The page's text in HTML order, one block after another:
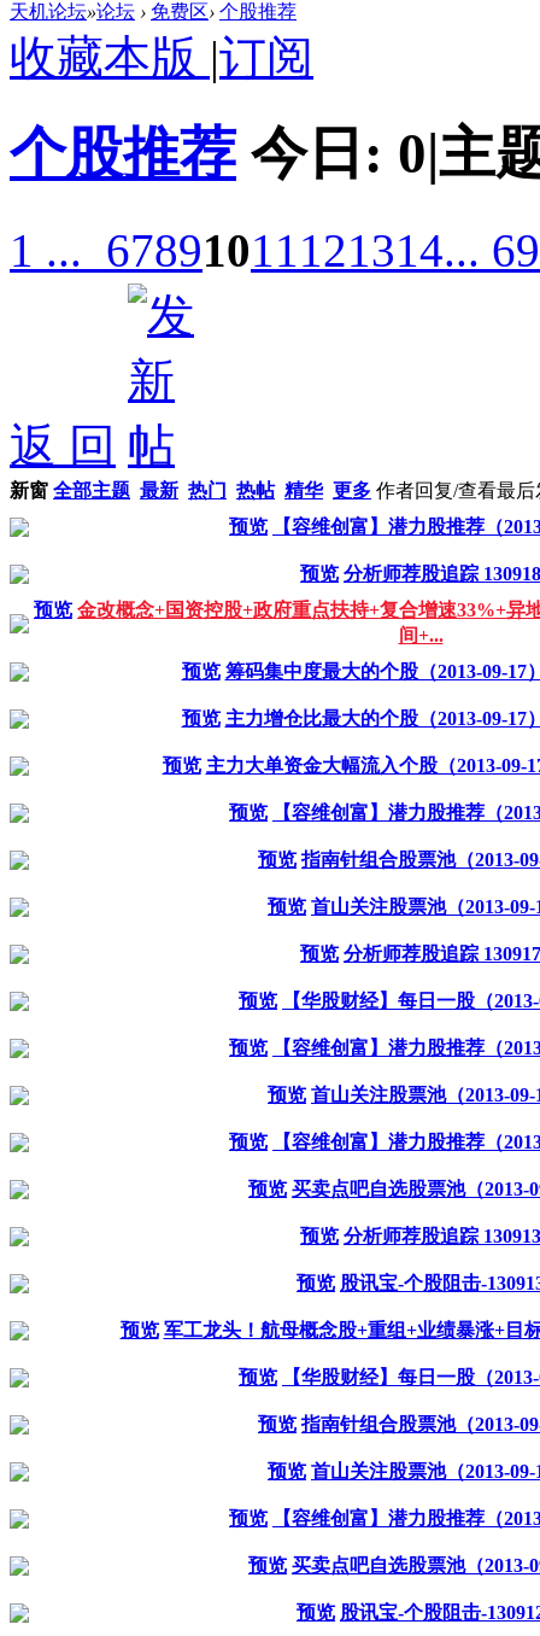
天机论坛»论坛 › 免费区› 个股推荐
收藏本版 |订阅
个股推荐 今日: 0|主
1 ... 67891011121314... 69
返 回
新窗 全部主题 最新 热门 热帖 精华 更多 作者回复/查看最后
预览
【容维创富】潜力股推荐（
预览 分析师荐股追踪 130918
预览 金改概念+国资控股+政府重点扶持+复合增速33%+异
间+...
预览 筹码集中度最大的个股（2013-09-17
预览 主力增仓比最大的个股（2013-09-17
预览 主力大单资金大幅流入个股（2013-09-
预览 【容维创富】潜力股推荐（
预览 指南针组合股票池（2013-
预览 首山关注股票池（2013-09-
预览 分析师荐股追踪 130917
预览 【华股财经】每日一股（
预览 【容维创富】潜力股推荐（
预览 首山关注股票池（2013-09-
预览 【容维创富】潜力股推荐（
预览 买卖点吧自选股票池（2013-
预览 分析师荐股追踪 130913
预览 股讯宝-个股阻击-
预览 军工龙头！航母概念股+重组+业绩暴涨+目
预览 【华股财经】每日一股（
预览 指南针组合股票池（2013-
预览 首山关注股票池（2013-09-
预览 【容维创富】潜力股推荐（
预览 买卖点吧自选股票池（2013-
预览 股讯宝-个股阻击-